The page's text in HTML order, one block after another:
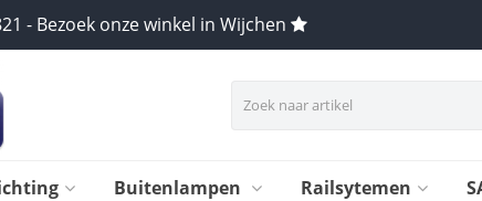
- Bezoek onze winkel in Wijchen
Buitenlampen Railsytemen